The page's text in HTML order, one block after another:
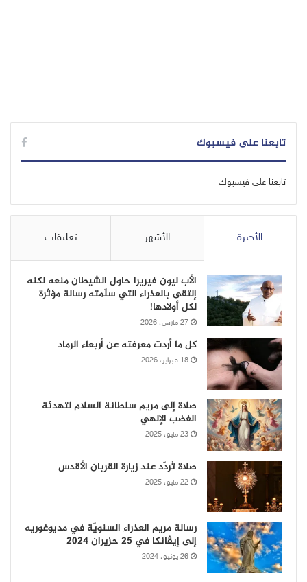
تابعنا على فيسبوك
تابعنا على فيسبوك
الأخيرة الأشهر تعليقات
الأب ليون فيريرا حاول الشيطان منعه لكنه
إلتقى بالعذراء التي سلّمته رسالة مؤثّرة
لكل أولادها!
27 مارس، 2026
كل ما أردت معرفته عن أربعاء الرماد
18 فبراير، 2026
صلاة إلى مريم سلطانة السلام لتهدئة
الغضب الإلهي
23 مايو، 2025
صلاة تُردّد عند زيارة القربان الأقدس
22 مايو، 2025
رسالة مريم العذراء السنويّة في مديوغوريه
إلى إيڤانكا في 25 حزيران 2024
26 يونيو، 2024